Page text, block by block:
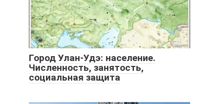
Город Улан-Удэ: население.
Численность, занятость,
социальная защита